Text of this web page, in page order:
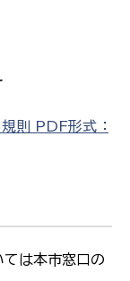
則 PDF形式 ：
は本市窓口の